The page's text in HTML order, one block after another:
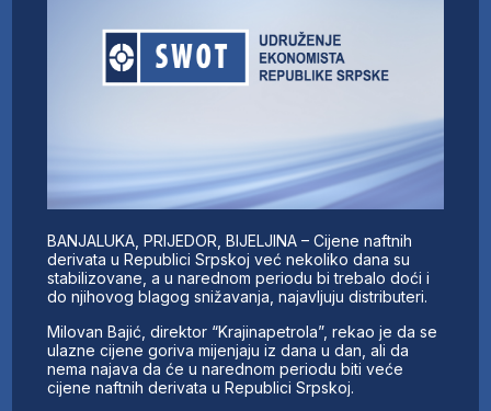
UČLANI SE
BANJALUKA, PRIJEDOR, BIJELJINA – Cijene naftnih
derivata u Republici Srpskoj već nekoliko dana su
stabilizovane, a u narednom periodu bi trebalo doći i
do njihovog blagog snižavanja, najavljuju distributeri.
Milovan Bajić, direktor “Krajinapetrola”, rekao je da se
ulazne cijene goriva mijenjaju iz dana u dan, ali da
nema najava da će u narednom periodu biti veće
cijene naftnih derivata u Republici Srpskoj.